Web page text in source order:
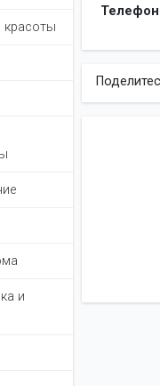
красоты
и